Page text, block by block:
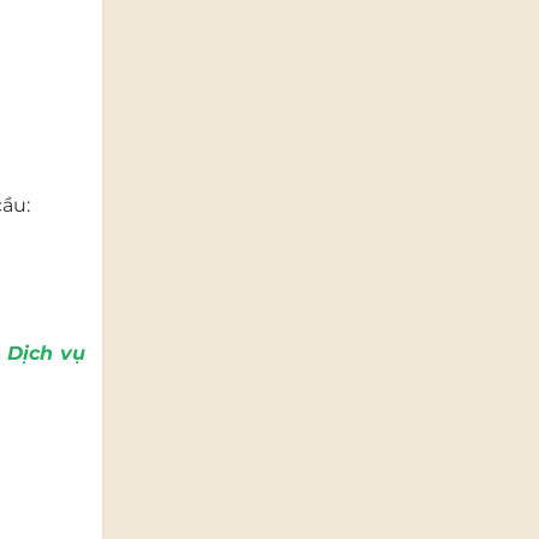
Dịch vụ